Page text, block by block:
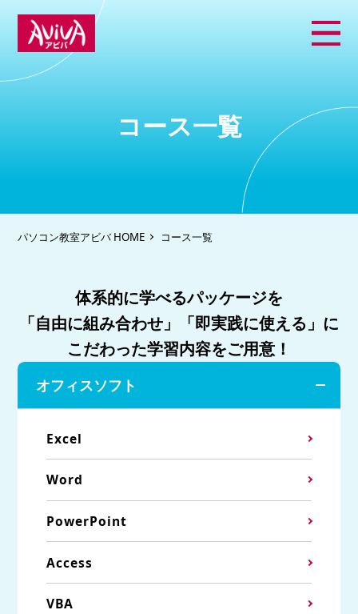
コース一覧
パソコン教室アビバ HOME コース一覧
体系的に学べるパッケージを
「自由に組み合わせ」「即実践に使える」に
こだわった学習内容をご用意！
オフィスソフト
Excel
Word
PowerPoint
Access
VBA